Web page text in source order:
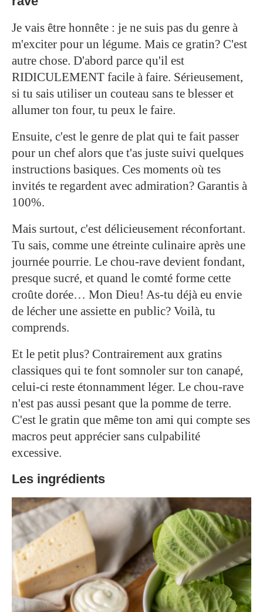
Je vais être honnête : je ne suis pas du genre à
m'exciter pour un légume. Mais ce gratin? C'est
autre chose. D'abord parce qu'il est
RIDICULEMENT facile à faire. Sérieusement,
si tu sais utiliser un couteau sans te blesser et
allumer ton four, tu peux le faire.
Ensuite, c'est le genre de plat qui te fait passer
pour un chef alors que t'as juste suivi quelques
instructions basiques. Ces moments où tes
invités te regardent avec admiration? Garantis à
100%.
Mais surtout, c'est délicieusement réconfortant.
Tu sais, comme une étreinte culinaire après une
journée pourrie. Le chou-rave devient fondant,
presque sucré, et quand le comté forme cette
croûte dorée… Mon Dieu! As-tu déjà eu envie
de lécher une assiette en public? Voilà, tu
comprends.
Et le petit plus? Contrairement aux gratins
classiques qui te font somnoler sur ton canapé,
celui-ci reste étonnamment léger. Le chou-rave
n'est pas aussi pesant que la pomme de terre.
C'est le gratin que même ton ami qui compte ses
macros peut apprécier sans culpabilité
excessive.
Les ingrédients